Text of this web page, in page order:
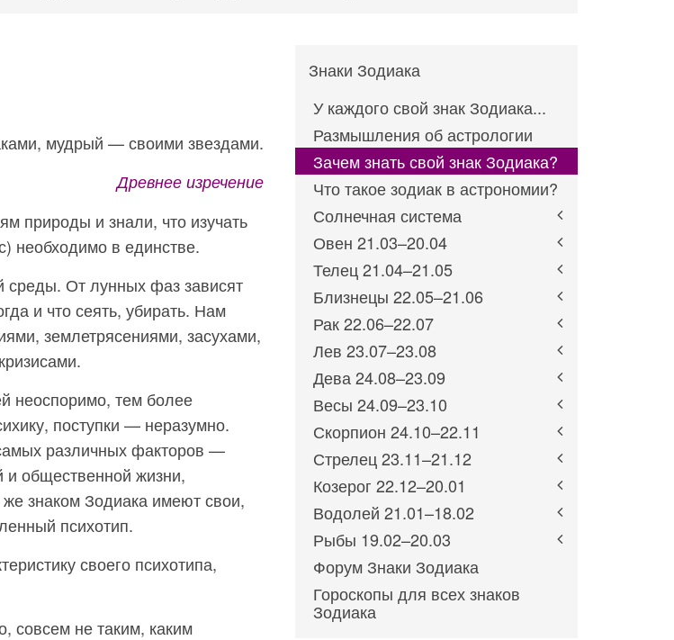
мудрый — своими звездами.
Древнее изречение
природы и знали, что изучать
необходимо в единстве.
От лунных фаз зависят
и что сеять, убирать. Нам
землетрясениями, засухами,
неоспоримо, тем более
поступки — неразумно.
различных факторов —
и общественной жизни,
знаком Зодиака имеют свои,
психотип.
своего психотипа,
совсем не таким, каким
Знаки Зодиака
У каждого свой знак Зодиака...
Размышления об астрологии
Зачем знать свой знак Зодиака?
Что такое зодиак в астрономии?
Солнечная система
Овен 21.03–20.04
Телец 21.04–21.05
Близнецы 22.05–21.06
Рак 22.06–22.07
Лев 23.07–23.08
Дева 24.08–23.09
Весы 24.09–23.10
Скорпион 24.10–22.11
Стрелец 23.11–21.12
Козерог 22.12–20.01
Водолей 21.01–18.02
Рыбы 19.02–20.03
Форум Знаки Зодиака
Гороскопы для всех знаков
Зодиака